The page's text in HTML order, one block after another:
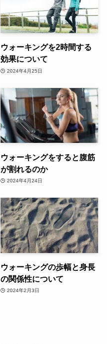
ウォーキングを2時間する
効果について
2024年4月25日
ウォーキングをすると腹筋
が割れるのか
2024年4月24日
ウォーキングの歩幅と身長
の関係性について
2024年2月3日